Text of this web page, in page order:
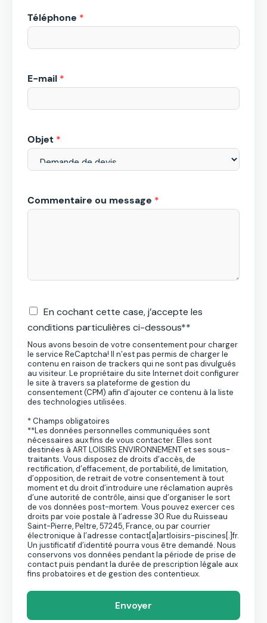
Téléphone *
E-mail *
Objet *
Commentaire ou message *
En cochant cette case, j’accepte les
conditions particulières ci-dessous**
Nous avons besoin de votre consentement pour charger
le service ReCaptcha! Il n’est pas permis de charger le
contenu en raison de trackers qui ne sont pas divulgués
au visiteur. Le propriétaire du site Internet doit configurer
le site à travers sa plateforme de gestion du
consentement (CPM) afin d’ajouter ce contenu à la liste
des technologies utilisées.
* Champs obligatoires
**Les données personnelles communiquées sont
nécessaires aux fins de vous contacter. Elles sont
destinées à ART LOISIRS ENVIRONNEMENT et ses sous-
traitants. Vous disposez de droits d’accès, de
rectification, d’effacement, de portabilité, de limitation,
d’opposition, de retrait de votre consentement à tout
moment et du droit d’introduire une réclamation auprès
d’une autorité de contrôle, ainsi que d’organiser le sort
de vos données post-mortem. Vous pouvez exercer ces
droits par voie postale à l’adresse 30 Rue du Ruisseau
Saint-Pierre, Peltre, 57245, France, ou par courrier
électronique à l’adresse contact[a]artloisirs-piscines[.]fr.
Un justificatif d’identité pourra vous être demandé. Nous
conservons vos données pendant la période de prise de
contact puis pendant la durée de prescription légale aux
fins probatoires et de gestion des contentieux.
Envoyer